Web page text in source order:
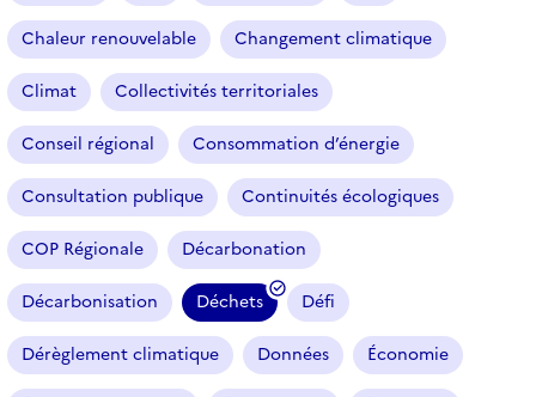
Chaleur renouvelable Changement climatique
Climat Collectivités territoriales
Conseil régional Consommation d’énergie
Consultation publique Continuités écologiques
COP Régionale Décarbonation
Décarbonisation Déchets
(
f
i
Défi
Dérèglement climatique Données Économie